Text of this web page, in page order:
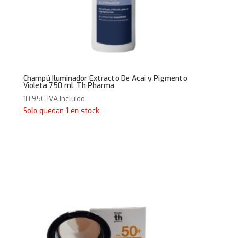
Champú Iluminador Extracto De Acai y Pigmento
Violeta 750 ml. Th Pharma
10,95€ IVA Incluido
Solo quedan 1 en stock